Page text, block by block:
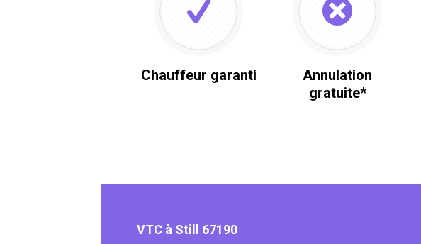
Chauffeur garanti
Annulation
gratuite*
VTC à Still 67190